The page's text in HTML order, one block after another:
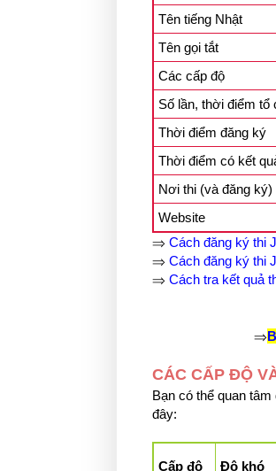
Tên tiếng Nhật
Tên gọi tắt
Các cấp độ
Số lần, thời điểm tổ
Thời điểm đăng ký
Thời điểm có kết
Nơi thi (và đăng ký)
Website
⇒ Cách đăng ký thi
⇒ Cách đăng ký thi
⇒ Cách tra kết quả
⇒
CÁC CẤP ĐỘ
Bạn có thể quan
đây:
Cấp độ Độ khó